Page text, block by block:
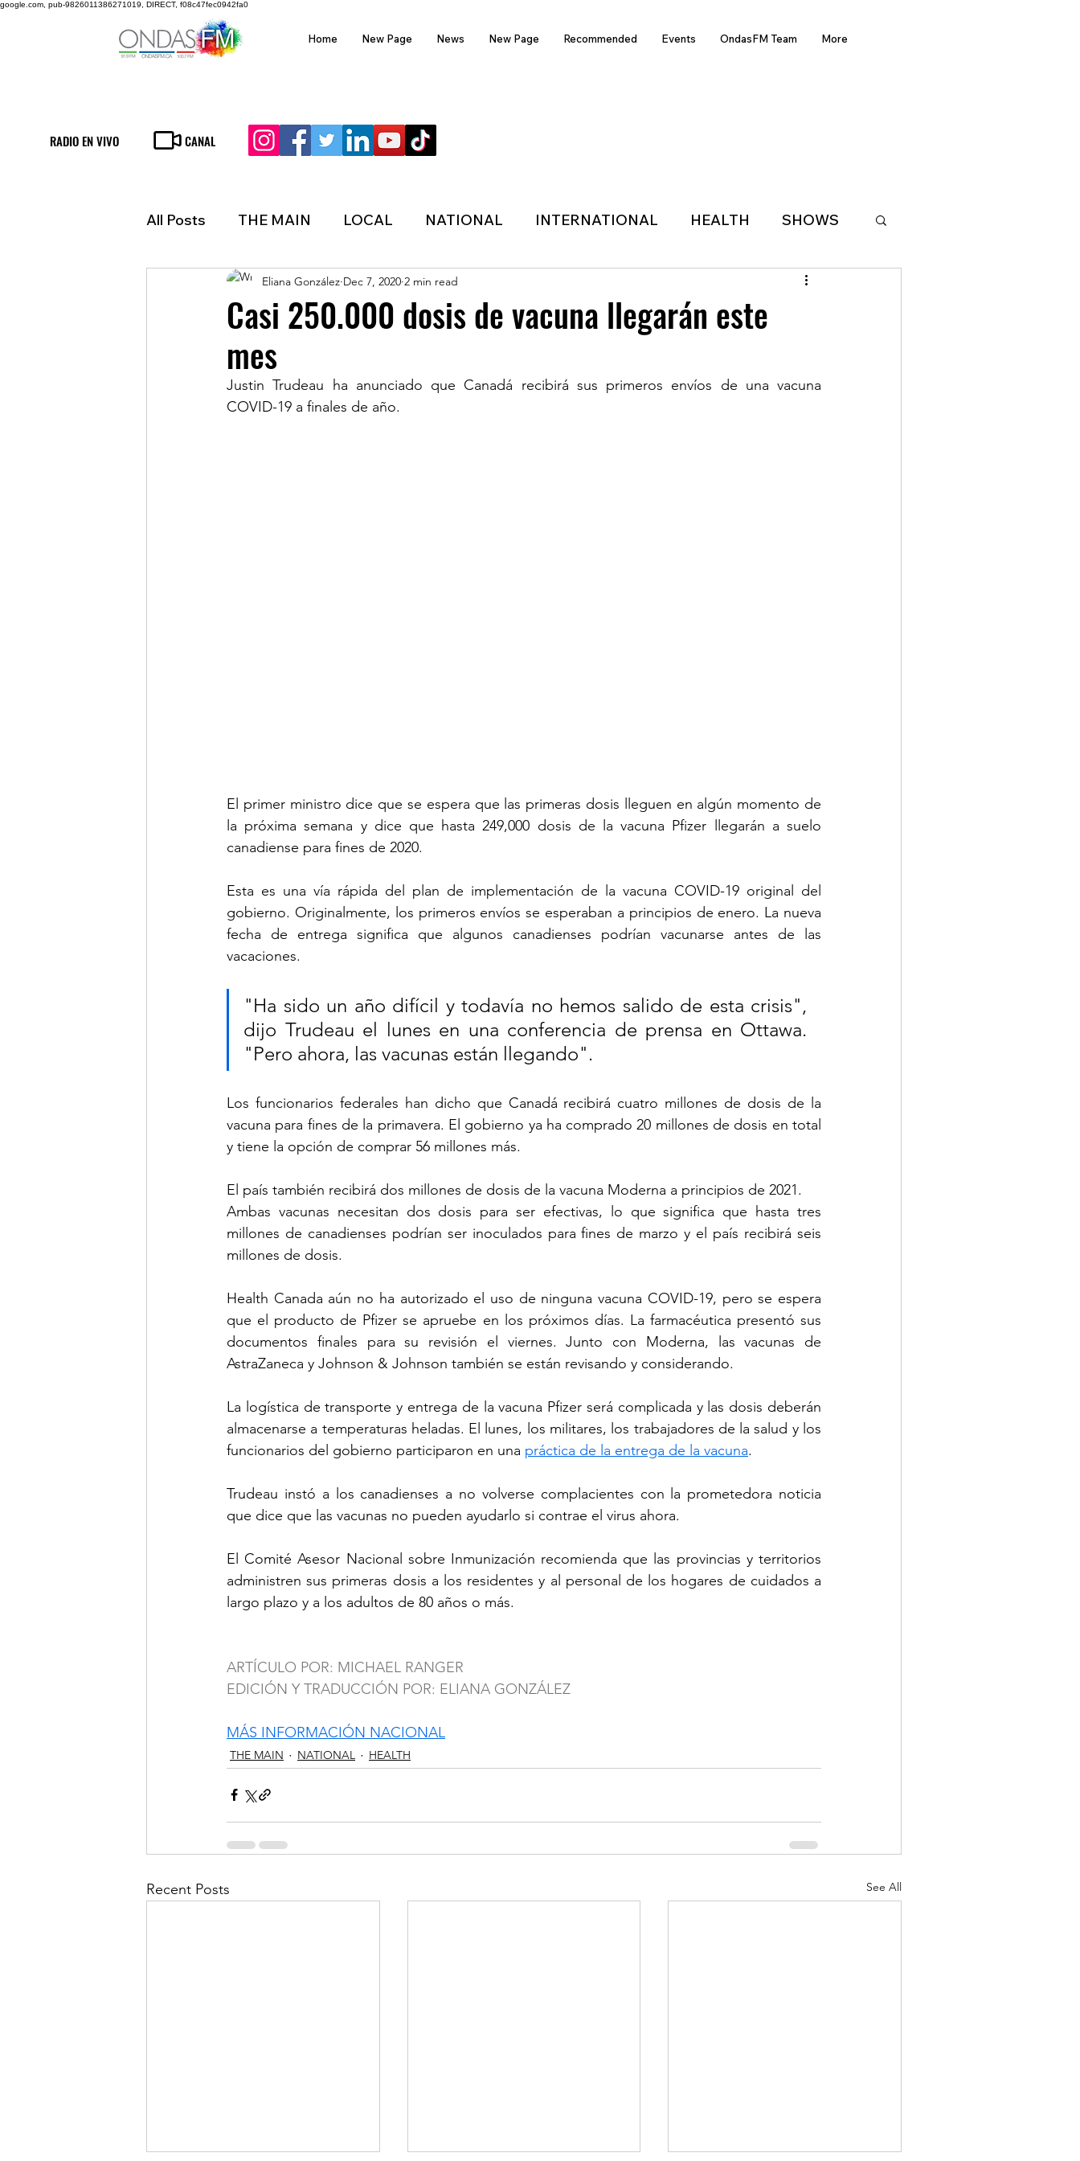
google.com, pub-9826011386271019, DIRECT, f08c47fec0942fa0
Home New Page News New Page Recommended Events OndasFM Team More
RADIO EN VIVO CANAL
All Posts THE MAIN LOCAL NATIONAL INTERNATIONAL HEALTH SHOWS
LIFESTYLE FINANCE TECHNOLOGY LATIN AMERICA
INMIGRATION
LINKS OF INTEREST TURISM
Casi 250.000 dosis de vacuna llegarán este
mes
Eliana González Dec 7, 2020 2 min read
Justin Trudeau ha anunciado que Canadá recibirá sus primeros envíos de una vacuna
COVID-19 a finales de año.
El primer ministro dice que se espera que las primeras dosis lleguen en algún momento de
la próxima semana y dice que hasta 249,000 dosis de la vacuna Pfizer llegarán a suelo
canadiense para fines de 2020.
Esta es una vía rápida del plan de implementación de la vacuna COVID-19 original del
gobierno. Originalmente, los primeros envíos se esperaban a principios de enero. La nueva
fecha de entrega significa que algunos canadienses podrían vacunarse antes de las
vacaciones.
"Ha sido un año difícil y todavía no hemos salido de esta crisis",
dijo Trudeau el lunes en una conferencia de prensa en Ottawa.
"Pero ahora, las vacunas están llegando".
Los funcionarios federales han dicho que Canadá recibirá cuatro millones de dosis de la
vacuna para fines de la primavera. El gobierno ya ha comprado 20 millones de dosis en total
y tiene la opción de comprar 56 millones más.
El país también recibirá dos millones de dosis de la vacuna Moderna a principios de 2021.
Ambas vacunas necesitan dos dosis para ser efectivas, lo que significa que hasta tres
millones de canadienses podrían ser inoculados para fines de marzo y el país recibirá seis
millones de dosis.
Health Canada aún no ha autorizado el uso de ninguna vacuna COVID-19, pero se espera
que el producto de Pfizer se apruebe en los próximos días. La farmacéutica presentó sus
documentos finales para su revisión el viernes. Junto con Moderna, las vacunas de
AstraZaneca y Johnson & Johnson también se están revisando y considerando.
La logística de transporte y entrega de la vacuna Pfizer será complicada y las dosis deberán
almacenarse a temperaturas heladas. El lunes, los militares, los trabajadores de la salud y los
funcionarios del gobierno participaron en una práctica de la entrega de la vacuna.
Trudeau instó a los canadienses a no volverse complacientes con la prometedora noticia
que dice que las vacunas no pueden ayudarlo si contrae el virus ahora.
El Comité Asesor Nacional sobre Inmunización recomienda que las provincias y territorios
administren sus primeras dosis a los residentes y al personal de los hogares de cuidados a
largo plazo y a los adultos de 80 años o más.
ARTÍCULO POR: MICHAEL RANGER
EDICIÓN Y TRADUCCIÓN POR: ELIANA GONZÁLEZ
MÁS INFORMACIÓN NACIONAL
THE MAIN NATIONAL HEALTH
Recent Posts See All